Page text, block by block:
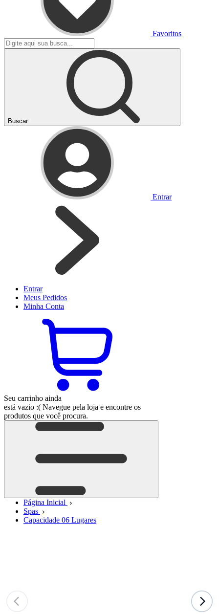
Favoritos
Buscar
Entrar
Entrar
Meus Pedidos
Minha Conta
Seu carrinho ainda
está vazio :( Navegue pela loja e encontre os
produtos que você procura.
Página Inicial
Spas
Capacidade 06 Lugares